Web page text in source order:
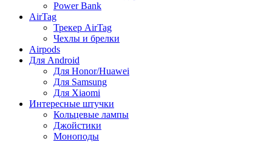
Power Bank
AirTag
Трекер AirTag
Чехлы и брелки
Airpods
Для Android
Для Honor/Huawei
Для Samsung
Для Xiaomi
Интересные штучки
Кольцевые лампы
Джойстики
Моноподы